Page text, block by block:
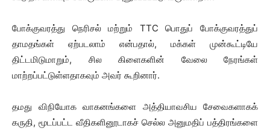
போக்குவரத்து நெரிசல் மற்றும் TTC பொதுப் போக்குவரத்துப்
தாமதங்கள் ஏற்படலாம் என்பதால், மக்கள் முன்கூட்டியே
திட்டமிடுமாறும், சில கிளைகளின் வேலை நேரங்கள்
மாற்றப்பட்டுள்ளதாகவும் அவர் கூறினார்.
தமது விநியோக வாகனங்களை அத்தியாவசிய சேவைகளாகக்
கருதி, மூடப்பட்ட வீதிகளினூடாகச் செல்ல அனுமதிப் பத்திரங்களை